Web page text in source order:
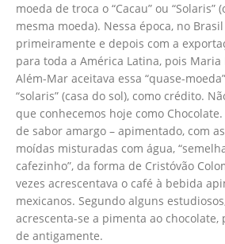
moeda de troca o “Cacau” ou “Solaris”
mesma moeda). Nessa época, no
primeiramente e depois com a
para toda a América Latina, pois Maria
Além-Mar aceitava essa “quase-
“solaris” (casa do sol), como crédito.
que conhecemos hoje como
de sabor amargo – apimentado, com
moídas misturadas com água,
cafezinho”, da forma de Cristóvão
vezes acrescentava o café à bebida
mexicanos. Segundo alguns
acrescenta-se a pimenta ao chocolate,
de antigamente.